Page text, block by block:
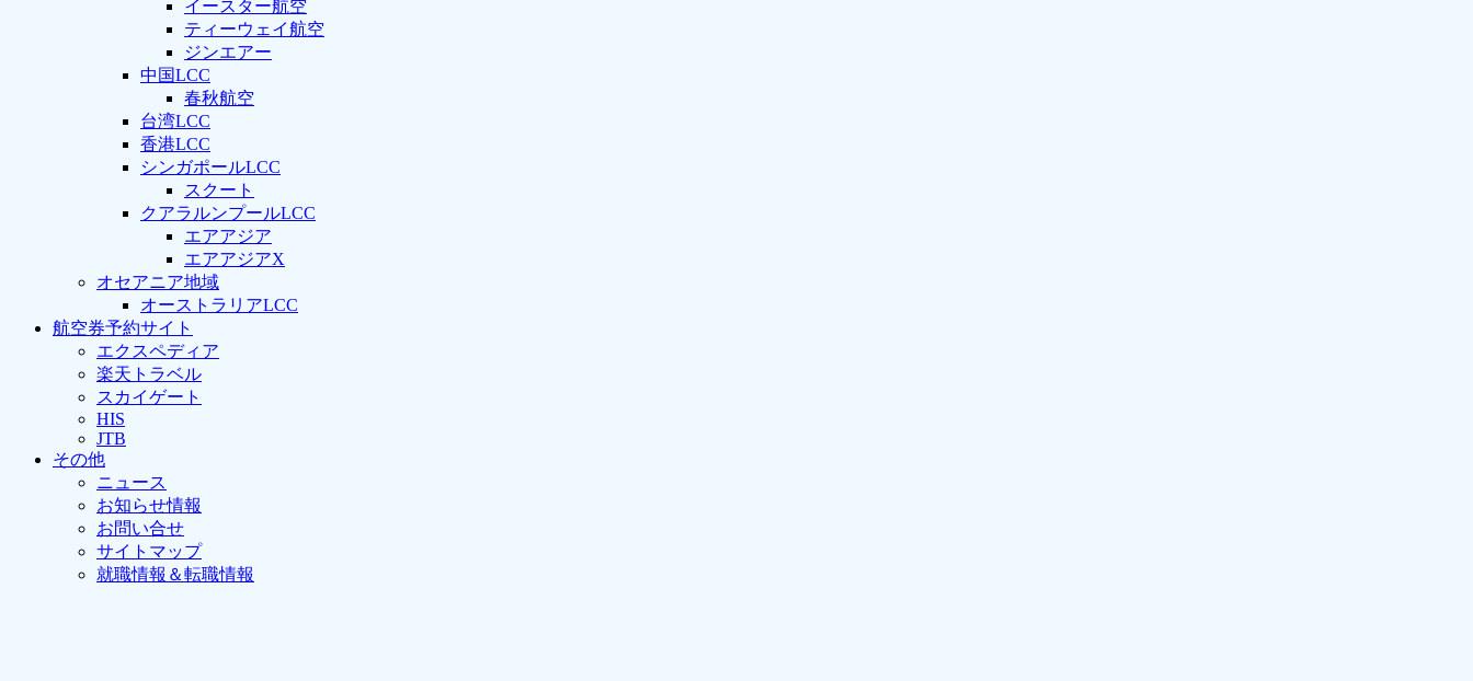
イースター航空
ティーウェイ航空
ジンエアー
中国LCC
春秋航空
台湾LCC
香港LCC
シンガポールLCC
スクート
クアラルンプールLCC
エアアジア
エアアジアX
オセアニア地域
オーストラリアLCC
航空券予約サイト
エクスペディア
楽天トラベル
スカイゲート
HIS
JTB
その他
ニュース
お知らせ情報
お問い合せ
サイトマップ
就職情報＆転職情報